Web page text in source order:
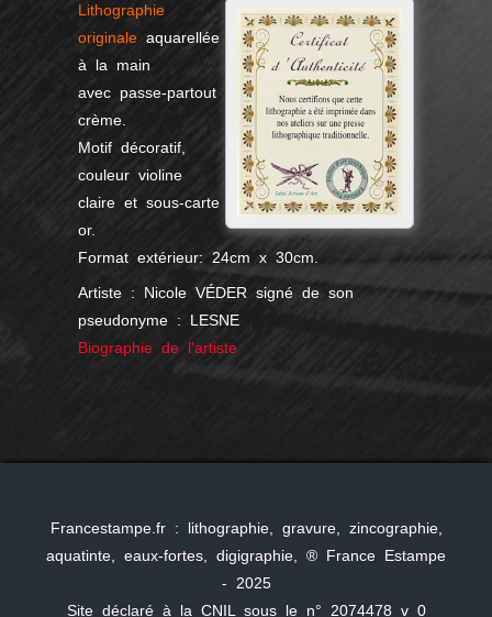
Lithographie
originale aquarellée
à la main
avec passe-partout
crème.
Motif décoratif,
couleur violine
claire et sous-carte
or.
Format extérieur: 24cm x 30cm.
Artiste : Nicole VÉDER signé de son
pseudonyme : LESNE
Biographie de l'artiste
Francestampe.fr : lithographie, gravure, zincographie,
aquatinte, eaux-fortes, digigraphie, ® France Estampe
- 2025
Site déclaré à la CNIL sous le n° 2074478 v 0